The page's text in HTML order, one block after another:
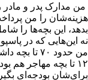
من مدارک پدر و مادر
هزینه‌شان را من
بدهد، این بچه‌ها را
نه این‌هایی که در
۱۲ تا بچه مهاجر هم